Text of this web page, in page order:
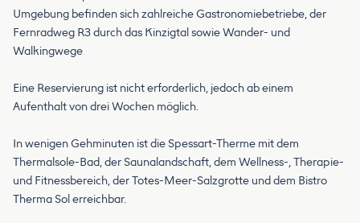
Umgebung befinden sich zahlreiche Gastronomiebetriebe, der
Fernradweg R3 durch das Kinzigtal sowie Wander- und
Walkingwege
Eine Reservierung ist nicht erforderlich, jedoch ab einem
Aufenthalt von drei Wochen möglich.
In wenigen Gehminuten ist die Spessart-Therme mit dem
Thermalsole-Bad, der Saunalandschaft, dem Wellness-, Therapie-
und Fitnessbereich, der Totes-Meer-Salzgrotte und dem Bistro
Therma Sol erreichbar.